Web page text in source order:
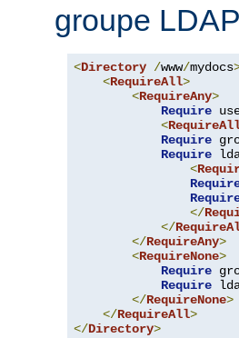
groupe LDAP
<Directory /www/mydocs
<RequireAll>
<RequireAny>
Require
<
Require
Require
<
</
</
</RequireAny>
<RequireNone>
Require
Require
</RequireNone>
</RequireAll>
</Directory>